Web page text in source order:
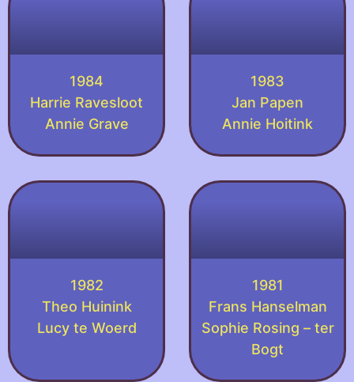
1984
Harrie Ravesloot
Annie Grave
1983
Jan Papen
Annie Hoitink
1982
Theo Huinink
Lucy te Woerd
1981
Frans Hanselman
Sophie Rosing – ter
Bogt